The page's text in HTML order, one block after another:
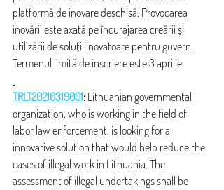
platformă de inovare deschisă. Provocarea
inovării este axată pe încurajarea creării și
utilizării de soluții inovatoare pentru guvern.
Termenul limită de înscriere este 3 aprilie.
TRLT20210319001: Lithuanian governmental
organization, who is working in the field of
labor law enforcement, is looking for a
innovative solution that would help reduce the
cases of illegal work in Lithuania. The
assessment of illegal undertakings shall be